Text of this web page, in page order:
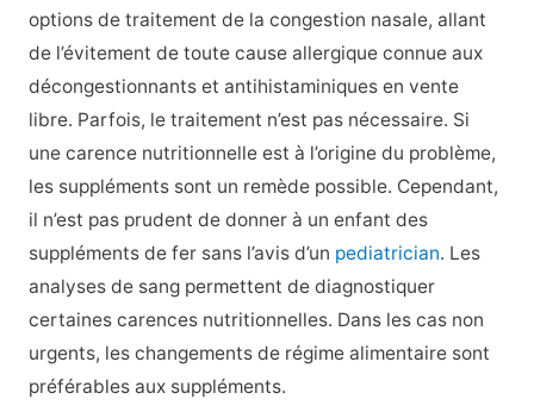
options de traitement de la congestion nasale, allant
de l’évitement de toute cause allergique connue aux
décongestionnants et antihistaminiques en vente
libre. Parfois, le traitement n’est pas nécessaire. Si
une carence nutritionnelle est à l’origine du problème,
les suppléments sont un remède possible. Cependant,
il n’est pas prudent de donner à un enfant des
suppléments de fer sans l’avis d’un pediatrician. Les
analyses de sang permettent de diagnostiquer
certaines carences nutritionnelles. Dans les cas non
urgents, les changements de régime alimentaire sont
préférables aux suppléments.